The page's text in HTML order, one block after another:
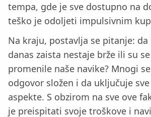
tempa, gde je sve dostupno na
teško je odoljeti impulsivnim
Na kraju, postavlja se pitanje: da
danas zaista nestaje brže ili su
promenile naše navike? Mnogi
odgovor složen i da uključuje
aspekte. S obzirom na sve ove
je preispitati svoje troškove i